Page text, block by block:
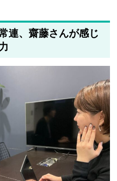
連、齋藤さんが感じ